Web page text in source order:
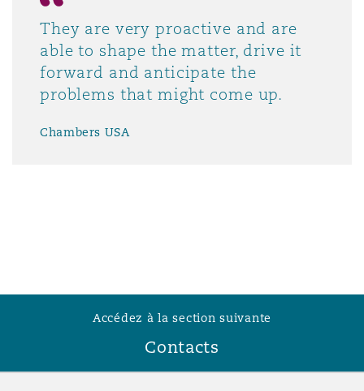
They are very proactive and are
able to shape the matter, drive it
forward and anticipate the
problems that might come up.
Chambers USA
Accédez à la section suivante
Contacts